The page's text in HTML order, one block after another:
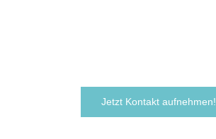
Jetzt Kontakt aufnehmen!